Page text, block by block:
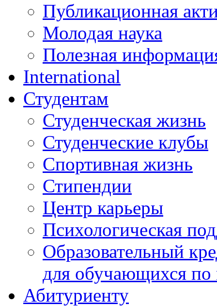
Публикационная
Молодая наука
Полезная
International
Студентам
Студенческая жизнь
Студенческие клубы
Спортивная жизнь
Стипендии
Центр карьеры
Психологическая
Образовательный
для обучающихся
Абитуриенту